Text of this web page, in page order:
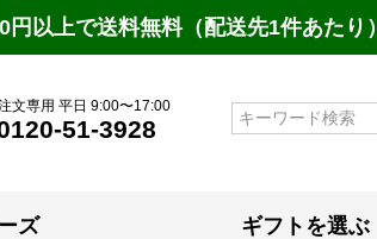
以上で送料無料（配送先1件あたり）
文専用 平日 9:00〜17:00
51-3928
ズ ギフトを選ぶ